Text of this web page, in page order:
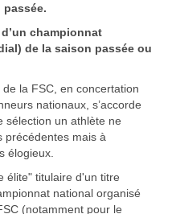
d’un championnat
de la saison passée ou
la FSC, en concertation
nationaux, s’accorde
sélection un athlète ne
précédentes mais à
élogieux.
élite" titulaire d'un titre
national organisé
(notamment pour le